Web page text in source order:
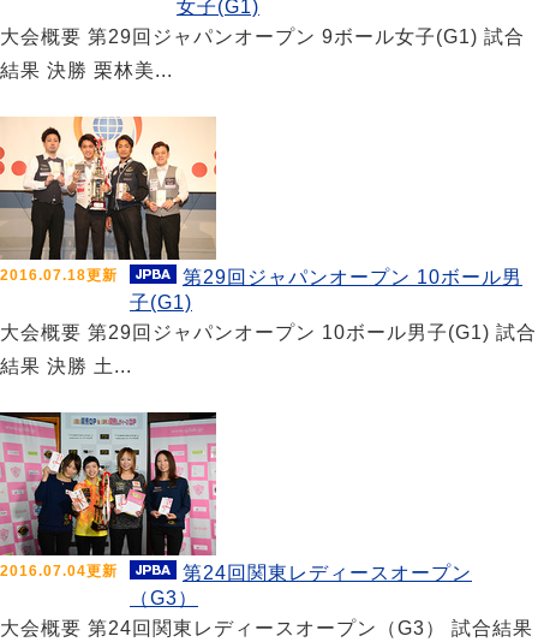
女子(G1)
大会概要 第29回ジャパンオープン 9ボール女子(G1) 試合
結果 決勝 栗林美...
2016.07.18更新
第29回ジャパンオープン 10ボール男
子(G1)
大会概要 第29回ジャパンオープン 10ボール男子(G1) 試合
結果 決勝 土...
2016.07.04更新
第24回関東レディースオープン
（G3）
大会概要 第24回関東レディースオープン（G3） 試合結果